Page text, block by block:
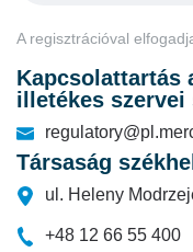
A regisztrációval
Kapcsolattartás
illetékes szervei
Társaság
ul. Heleny
+48 12 66 55 400